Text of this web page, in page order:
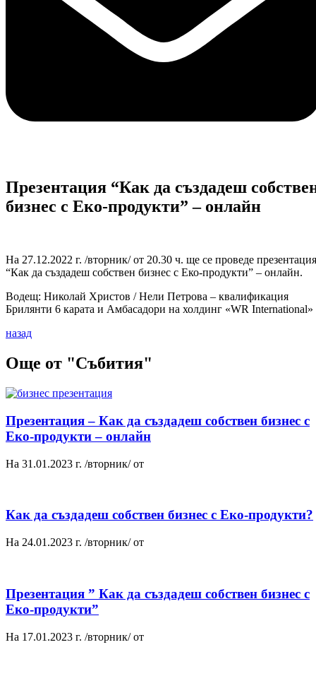
Презентация “Как да създадеш
бизнес с Еко-продукти” – онлайн
На 27.12.2022 г. /вторник/ от 20.30 ч. ще се проведе презентация
“Как да създадеш собствен бизнес с Еко-продукти” – онлайн.
Водещ: Николай Христов / Нели Петрова – квалификация
Брилянти 6 карата и Амбасадори на холдинг «WR International»
назад
Още от "Събития"
Презентация – Как да създадеш собствен бизнес с
Еко-продукти – онлайн
На 31.01.2023 г. /вторник/ от
Как да създадеш собствен бизнес с Еко-продукти?
На 24.01.2023 г. /вторник/ от
Презентация ” Как да създадеш собствен бизнес с
Еко-продукти”
На 17.01.2023 г. /вторник/ от